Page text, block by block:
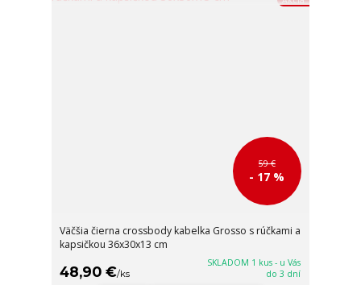
59 €
- 17 %
Väčšia čierna crossbody kabelka Grosso s rúčkami a
kapsičkou 36x30x13 cm
48,90 €/ks
SKLADOM 1 kus - u Vás
do 3 dní